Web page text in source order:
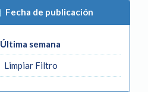
Fecha de publicación
Última semana
Limpiar Filtro